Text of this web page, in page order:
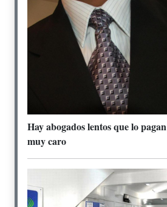
Hay abogados lentos que lo pagan
muy caro